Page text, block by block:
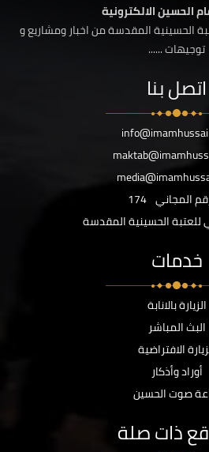
الحسين الالكترونية
الحسينية المقدسة من اخبار ومشاريع و
توجيهات ......
اتصل بنا
المجاني 174
للعتبة الحسينية المقدسة
خدمات
الزيارة بالانابة
البث المباشر
الافتراضية
أوراد وأذكار
صوت الحسين
ذات صلة